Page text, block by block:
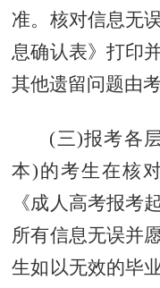
准。 核对信息无
息确认表》打印
其他遗留问题由
(三)报考各
本)的考生在核
《成人高考报考
所有信息无误并
生如以无效的毕